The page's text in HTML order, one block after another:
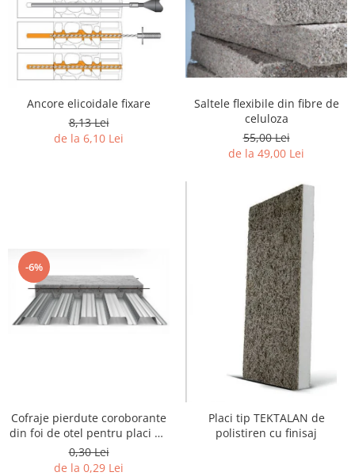
Ancore elicoidale fixare
8,13 Lei
de la 6,10 Lei
Saltele flexibile din fibre de
celuloza
55,00 Lei
de la 49,00 Lei
-6%
Cofraje pierdute coroborante
din foi de otel pentru placi de
beton
0,30 Lei
de la 0,29 Lei
Placi tip TEKTALAN de
polistiren cu finisaj